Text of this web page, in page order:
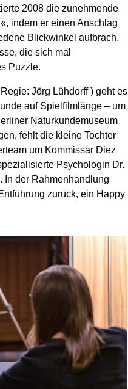
2008 die zunehmende
«, indem er einen Anschlag
Blickwinkel aufbrach.
die sich mal
Puzzle.
Jörg Lühdorff ) geht es
auf Spielfilmlänge – um
Naturkundemuseum
fehlt die kleine Tochter
um Kommissar Diez
Psychologin Dr.
In der Rahmenhandlung
zurück, ein Happy